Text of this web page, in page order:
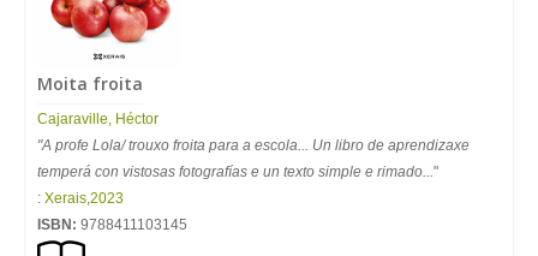
Moita froita
Cajaraville, Héctor
"A profe Lola/ trouxo froita para a escola... Un libro de aprendizaxe
temperá con vistosas fotografías e un texto simple e rimado..."
: Xerais,2023
ISBN: 9788411103145